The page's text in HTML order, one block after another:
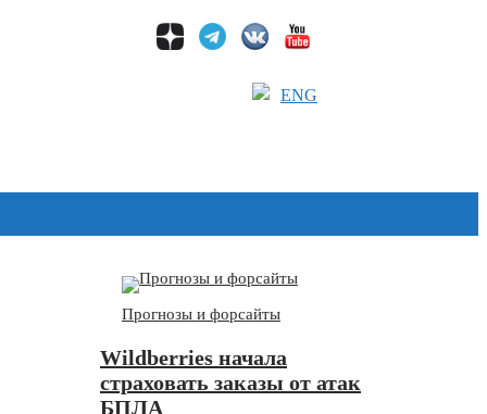
ENG
Прогнозы и форсайты
Wildberries начала
страховать заказы от атак
БПЛА